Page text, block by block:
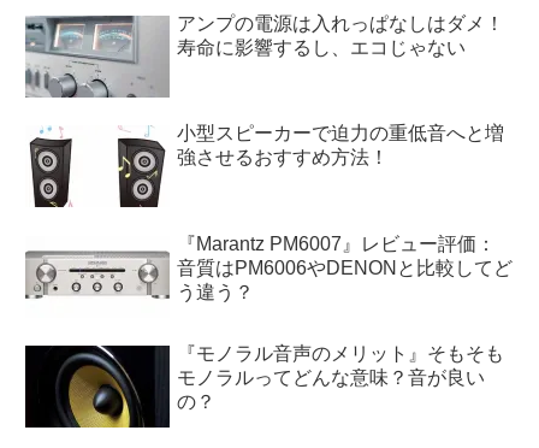
アンプの電源は入れっぱなしはダメ！
寿命に影響するし、エコじゃない
小型スピーカーで迫力の重低音へと増
強させるおすすめ方法！
『Marantz PM6007』レビュー評価：
音質はPM6006やDENONと比較してど
う違う？
『モノラル音声のメリット』そもそも
モノラルってどんな意味？音が良い
の？